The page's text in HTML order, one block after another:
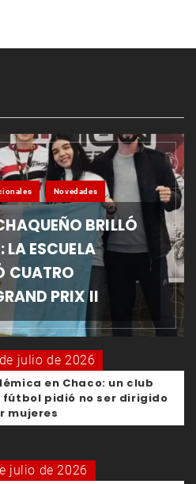
Novedades
BRILLÓ
LA ESCUELA
CUATRO
PRIX II
julio de 2026
en Chaco: un club
fútbol pidió no ser dirigido
mujeres
julio de 2026